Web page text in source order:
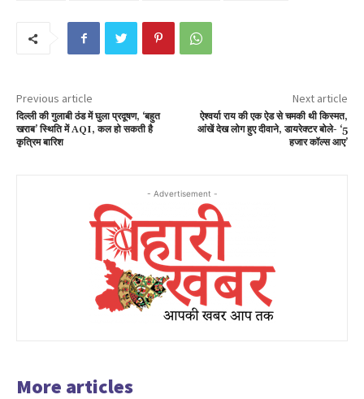
Previous article
दिल्ली की गुलाबी ठंड में घुला प्रदूषण, ‘बहुत
खराब’ स्थिति में AQI, कल हो सकती है
कृत्रिम बारिश
Next article
ऐश्वर्या राय की एक ऐड से चमकी थी किस्मत,
आंखें देख लोग हुए दीवाने, डायरेक्टर बोले- ‘5
हजार कॉल्स आए’
- Advertisement -
More articles